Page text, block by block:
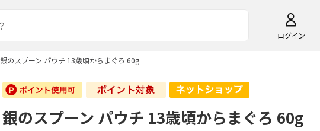
ログイン
銀のスプーン パウチ 13歳頃からまぐろ 60g
銀のスプーン パウチ 13歳頃からまぐろ 60g